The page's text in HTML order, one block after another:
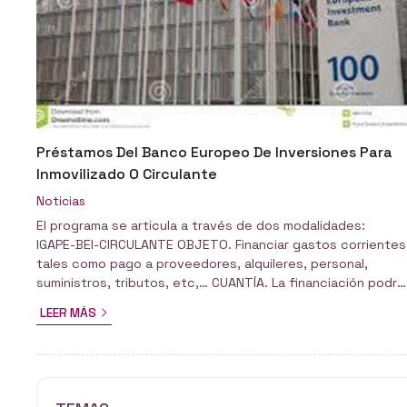
Préstamos Del Banco Europeo De Inversiones Para
Inmovilizado O Circulante
Noticias
El programa se articula a través de dos modalidades:
IGAPE-BEI-CIRCULANTE OBJETO. Financiar gastos corrientes
tales como pago a proveedores, alquileres, personal,
suministros, tributos, etc,… CUANTÍA. La financiación podrá
estar la suma solicitada entre 150.000€ y 500.000€, y
propios. PLAZO MÁXIMO. 5 años, con posibilidad de 1 año
LEER MÁS